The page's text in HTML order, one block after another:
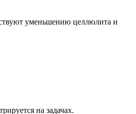
уменьшению целлюлита и
на задачах.